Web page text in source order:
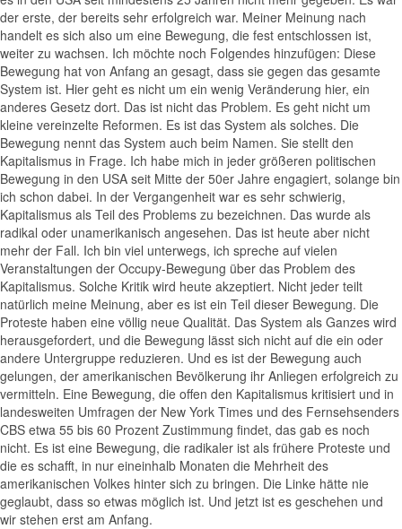
der erste, der bereits sehr erfolgreich war. Meiner Meinung nach
handelt es sich also um eine Bewegung, die fest entschlossen ist,
weiter zu wachsen. Ich möchte noch Folgendes hinzufügen: Diese
Bewegung hat von Anfang an gesagt, dass sie gegen das gesamte
System ist. Hier geht es nicht um ein wenig Veränderung hier, ein
anderes Gesetz dort. Das ist nicht das Problem. Es geht nicht um
kleine vereinzelte Reformen. Es ist das System als solches. Die
Bewegung nennt das System auch beim Namen. Sie stellt den
Kapitalismus in Frage. Ich habe mich in jeder größeren politischen
Bewegung in den USA seit Mitte der 50er Jahre engagiert, solange bin
ich schon dabei. In der Vergangenheit war es sehr schwierig,
Kapitalismus als Teil des Problems zu bezeichnen. Das wurde als
radikal oder unamerikanisch angesehen. Das ist heute aber nicht
mehr der Fall. Ich bin viel unterwegs, ich spreche auf vielen
Veranstaltungen der Occupy-Bewegung über das Problem des
Kapitalismus. Solche Kritik wird heute akzeptiert. Nicht jeder teilt
natürlich meine Meinung, aber es ist ein Teil dieser Bewegung. Die
Proteste haben eine völlig neue Qualität. Das System als Ganzes wird
herausgefordert, und die Bewegung lässt sich nicht auf die ein oder
andere Untergruppe reduzieren. Und es ist der Bewegung auch
gelungen, der amerikanischen Bevölkerung ihr Anliegen erfolgreich zu
vermitteln. Eine Bewegung, die offen den Kapitalismus kritisiert und in
landesweiten Umfragen der New York Times und des Fernsehsenders
CBS etwa 55 bis 60 Prozent Zustimmung findet, das gab es noch
nicht. Es ist eine Bewegung, die radikaler ist als frühere Proteste und
die es schafft, in nur eineinhalb Monaten die Mehrheit des
amerikanischen Volkes hinter sich zu bringen. Die Linke hätte nie
geglaubt, dass so etwas möglich ist. Und jetzt ist es geschehen und
wir stehen erst am Anfang.